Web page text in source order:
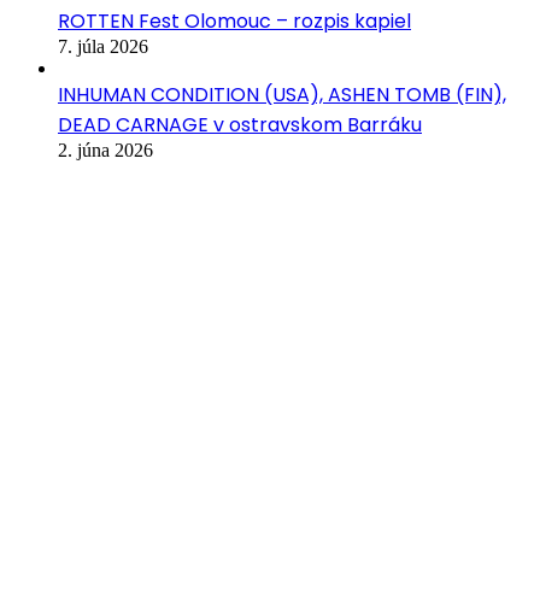
ROTTEN Fest Olomouc – rozpis kapiel
7. júla 2026
INHUMAN CONDITION (USA), ASHEN TOMB (FIN),
DEAD CARNAGE v ostravskom Barráku
2. júna 2026